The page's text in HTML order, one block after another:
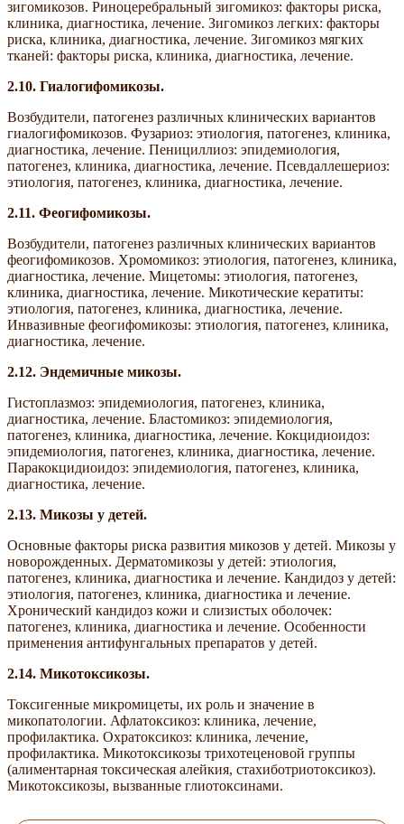
зигомикозов. Риноцеребральный зигомикоз: факторы риска,
клиника, диагностика, лечение. Зигомикоз легких: факторы
риска, клиника, диагностика, лечение. Зигомикоз мягких
тканей: факторы риска, клиника, диагностика, лечение.
2.10. Гиалогифомикозы.
Возбудители, патогенез различных клинических вариантов
гиалогифомикозов. Фузариоз: этиология, патогенез, клиника,
диагностика, лечение. Пенициллиоз: эпидемиология,
патогенез, клиника, диагностика, лечение. Псевдаллешериоз:
этиология, патогенез, клиника, диагностика, лечение.
2.11. Феогифомикозы.
Возбудители, патогенез различных клинических вариантов
феогифомикозов. Хромомикоз: этиология, патогенез, клиника,
диагностика, лечение. Мицетомы: этиология, патогенез,
клиника, диагностика, лечение. Микотические кератиты:
этиология, патогенез, клиника, диагностика, лечение.
Инвазивные феогифомикозы: этиология, патогенез, клиника,
диагностика, лечение.
2.12. Эндемичные микозы.
Гистоплазмоз: эпидемиология, патогенез, клиника,
диагностика, лечение. Бластомикоз: эпидемиология,
патогенез, клиника, диагностика, лечение. Кокцидиоидоз:
эпидемиология, патогенез, клиника, диагностика, лечение.
Паракокцидиоидоз: эпидемиология, патогенез, клиника,
диагностика, лечение.
2.13. Микозы у детей.
Основные факторы риска развития микозов у детей. Микозы у
новорожденных. Дерматомикозы у детей: этиология,
патогенез, клиника, диагностика и лечение. Кандидоз у детей:
этиология, патогенез, клиника, диагностика и лечение.
Хронический кандидоз кожи и слизистых оболочек:
патогенез, клиника, диагностика и лечение. Особенности
применения антифунгальных препаратов у детей.
2.14. Микотоксикозы.
Токсигенные микромицеты, их роль и значение в
микопатологии. Афлатоксикоз: клиника, лечение,
профилактика. Охратоксикоз: клиника, лечение,
профилактика. Микотоксикозы трихотеценовой группы
(алиментарная токсическая алейкия, стахиботриотоксикоз).
Микотоксикозы, вызванные глиотоксинами.